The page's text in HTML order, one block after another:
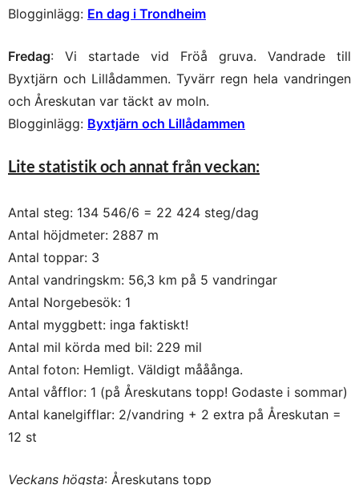
Blogginlägg: En dag i Trondheim
Fredag: Vi startade vid Fröå gruva. Vandrade till
Byxtjärn och Lillådammen. Tyvärr regn hela vandringen
och Åreskutan var täckt av moln.
Blogginlägg: Byxtjärn och Lillådammen
Lite statistik och annat från veckan:
Antal steg: 134 546/6 = 22 424 steg/dag
Antal höjdmeter: 2887 m
Antal toppar: 3
Antal vandringskm: 56,3 km på 5 vandringar
Antal Norgebesök: 1
Antal myggbett: inga faktiskt!
Antal mil körda med bil: 229 mil
Antal foton: Hemligt. Väldigt mååånga.
Antal våfflor: 1 (på Åreskutans topp! Godaste i sommar)
Antal kanelgifflar: 2/vandring + 2 extra på Åreskutan =
12 st
Veckans högsta: Åreskutans topp